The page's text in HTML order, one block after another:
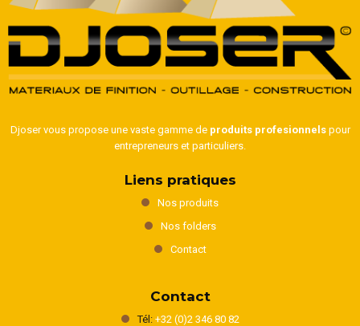
Djoser vous propose une vaste gamme de produits profesionnelspour
entrepreneurs et particuliers.
Liens pratiques
Nos produits
Nos folders
Contact
Contact
Tél: +32 (0)2 346 80 82